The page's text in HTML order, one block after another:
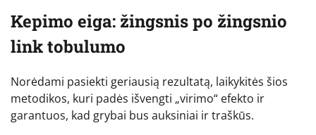
Kepimo eiga: žingsnis po žingsnio
link tobulumo
Norėdami pasiekti geriausią rezultatą, laikykitės šios
metodikos, kuri padės išvengti „virimo“ efekto ir
garantuos, kad grybai bus auksiniai ir traškūs.